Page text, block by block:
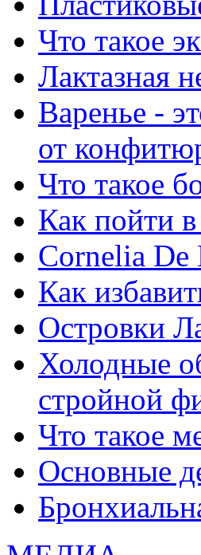
Что такое
Лактазная
Варенье -
от
Что такое
Как пойти
Сornelia De
Как
Островки
Холодные
стройной
Что такое
Основные